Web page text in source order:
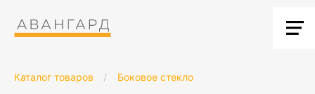
Каталог товаров / Боковое стекло